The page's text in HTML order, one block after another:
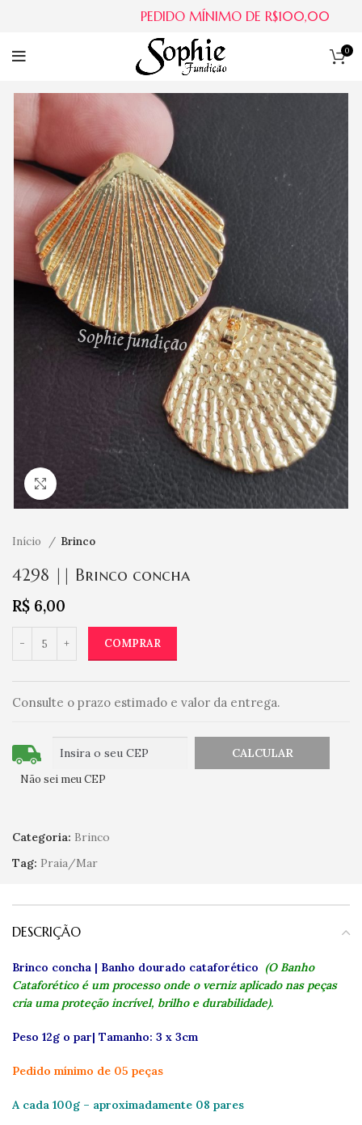
0
Clique para ampliar
Início Brinco
4298 || Brinco concha
R$ 6,00
COMPRAR
Consulte o prazo estimado e valor da entrega.
Não sei meu CEP
Categoria: Brinco
Tag: Praia/Mar
DESCRIÇÃO
Brinco concha | Banho dourado cataforético (O Banho
Cataforético é um processo onde o verniz aplicado nas peças
cria uma proteção incrível, brilho e durabilidade).
Peso 12g o par| Tamanho: 3 x 3cm
Pedido mínimo de 05 peças
A cada 100g – aproximadamente 08 pares
PEDIDO MÍNIMO DE R$100,00